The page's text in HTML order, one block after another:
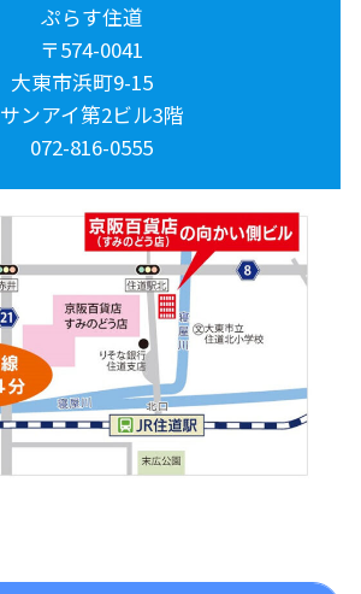
ぷらす住道
〒574-0041
大東市浜町9-15
サンアイ第2ビル3階
072-816-0555